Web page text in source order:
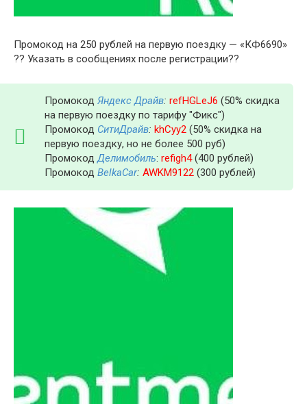
Промокод на 250 рублей на первую поездку — «КФ6690»
?? Указать в сообщениях после регистрации??
Промокод Яндекс Драйв: refHGLeJ6 (50% скидка
на первую поездку по тарифу "Фикс")
Промокод СитиДрайв: khCyy2 (50% скидка на
первую поездку, но не более 500 руб)
ПромокодДелимобиль: refigh4(400 рублей)
Промокод BelkaCar: AWKM9122 (300 рублей)